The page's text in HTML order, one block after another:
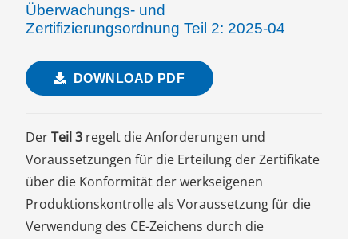
Überwachungs- und
Zertifizierungsordnung Teil 2: 2025-04
DOWNLOAD PDF
DerTeil 3 regelt die Anforderungen und
Voraussetzungen für die Erteilung der Zertifikate
über die Konformität der werkseigenen
Produktionskontrolle als Voraussetzung für die
Verwendung des CE-Zeichens durch die